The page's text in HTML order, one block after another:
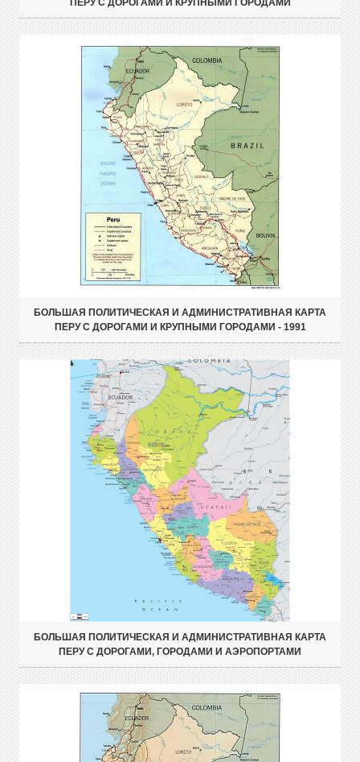
ПЕРУ С ДОРОГАМИ И КРУПНЫМИ ГОРОДАМИ
БОЛЬШАЯ ПОЛИТИЧЕСКАЯ И АДМИНИСТРАТИВНАЯ КАРТА
ПЕРУ С ДОРОГАМИ И КРУПНЫМИ ГОРОДАМИ - 1991
БОЛЬШАЯ ПОЛИТИЧЕСКАЯ И АДМИНИСТРАТИВНАЯ КАРТА
ПЕРУ С ДОРОГАМИ, ГОРОДАМИ И АЭРОПОРТАМИ